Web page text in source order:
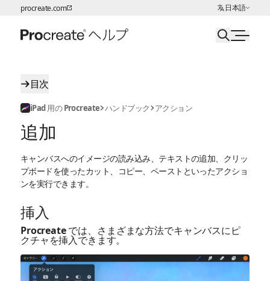
ページコンテンツへスキップ
procreate.com 日本語
言語の選択:
目次
iPad 用の Procreate ハンドブック アクション
追加
キャンバスへのイメージの読み込み、テキストの追加、クリッ
プボードを使ったカット、コピー、ペーストといったアクショ
ンを実行できます。
挿入
Procreate では、さまざまな方法でキャンバスにピ
クチャを挿入できます。